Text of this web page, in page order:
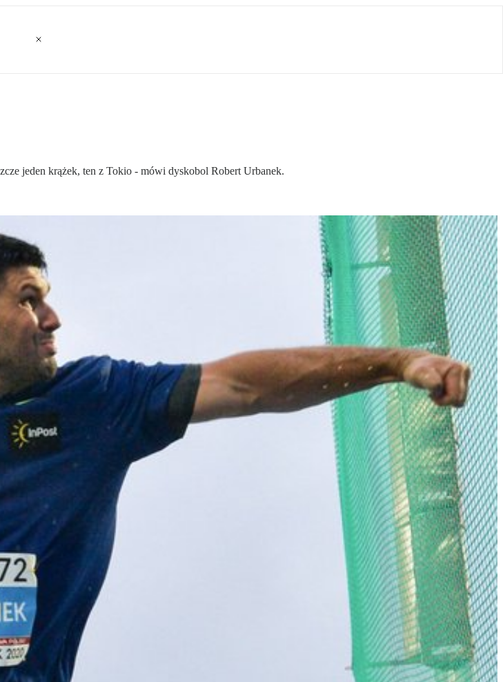
jeden krążek, ten z Tokio - mówi dyskobol Robert Urbanek.